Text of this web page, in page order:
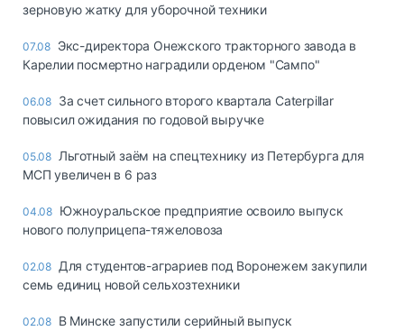
зерновую жатку для уборочной техники
07.08 Экс-директора Онежского тракторного завода в
Карелии посмертно наградили орденом "Сампо"
06.08 За счет сильного второго квартала Caterpillar
повысил ожидания по годовой выручке
05.08 Льготный заём на спецтехнику из Петербурга для
МСП увеличен в 6 раз
04.08 Южноуральское предприятие освоило выпуск
нового полуприцепа-тяжеловоза
02.08 Для студентов-аграриев под Воронежем закупили
семь единиц новой сельхозтехники
02.08 В Минске запустили серийный выпуск